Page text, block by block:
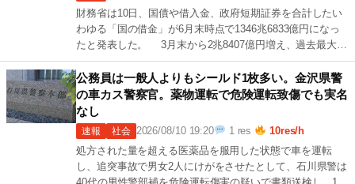
財務省は10日、国債や借入金、政府短期証券を合計したい
わゆる「国の借金」が6月末時点で1346兆6833億円になっ
たと発表した。 3月末から2兆8407億円増え、過去最大を
更新した。政府の支出 続きを読む →
19 […]
公務員は一般人よりもシールド1枚多い。金沢県警
の車カス警察官。薬物運転で危険運転致傷でも実名
なし
速報 社会 2026/08/10 19:20 1 res
10res/h
処方された量を超える医薬品を服用した状態で車を運転
し、追突事故で男女2人にけがをさせたとして、石川県警は